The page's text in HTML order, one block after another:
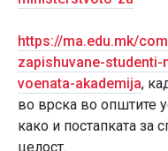
https://ma.edu.mk/
zapishuvane-
voenata-akademija,
во врска во општите
како и постапката за
целост.